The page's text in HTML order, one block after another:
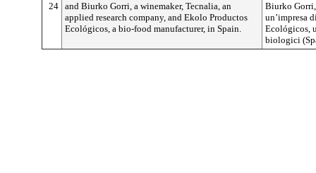
24 and Biurko Gorri, a winemaker, Tecnalia, an
applied research company, and Ekolo Productos
Ecológicos, a bio-food manufacturer, in Spain.
Biurko
un’impresa
Ecológicos,
biologici